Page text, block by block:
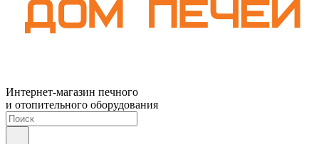
Интернет-магазин печного
и отопительного оборудования